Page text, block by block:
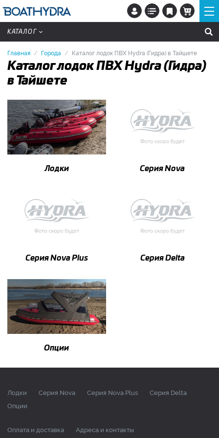
КАТАЛОГ
Главная Города Каталог лодок ПВХ Hydra (Гидра) в Тайшете
Каталог лодок ПВХ Hydra (Гидра)
в Тайшете
Лодки Серия Nova
Серия Nova Plus Серия Delta
Опции
Лодки Серия Nova Серия Nova Plus
Серия Delta
Опции
Оплата и доставка Адреса и контакты